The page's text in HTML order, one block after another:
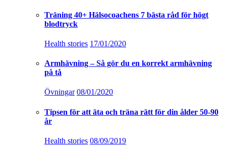
Träning 40+ Hälsocoachens 7 bästa råd för högt
blodtryck
Health stories 17/01/2020
Armhävning – Så gör du en korrekt armhävning
på tå
Övningar 08/01/2020
Tipsen för att äta och träna rätt för din ålder 50-90
år
Health stories 08/09/2019